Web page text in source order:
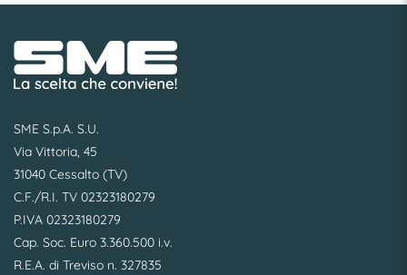
SME S.p.A. S.U.
Via Vittoria, 45
31040 Cessalto (TV)
C.F./R.I. TV 02323180279
P.IVA 02323180279
Cap. Soc. Euro 3.360.500 i.v.
R.E.A. di Treviso n. 327835